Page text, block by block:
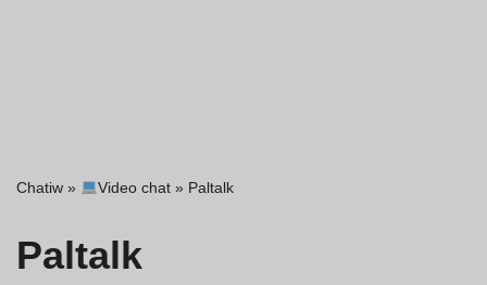
Chatiw » Video chat» Paltalk
Paltalk